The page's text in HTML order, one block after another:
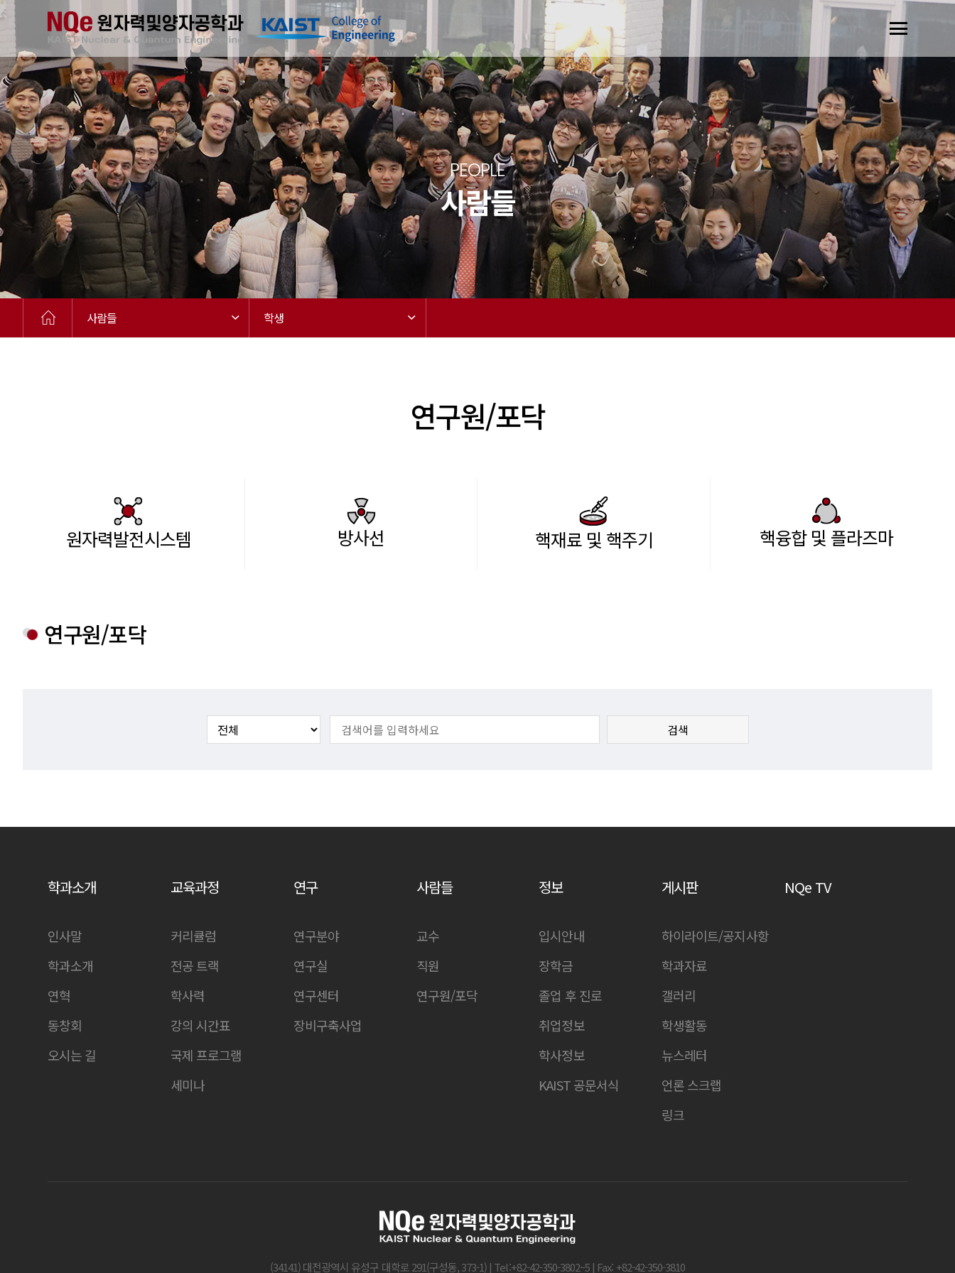
PEOPLE
사람들
사람들 학생
연구원/포닥
원자력발전시스템 방사선 핵재료 및 핵주기 핵융합 및 플라즈마
연구원/포닥
검색
학과소개
인사말
학과소개
연혁
동창회
오시는 길
교육과정
커리큘럼
전공 트랙
학사력
강의 시간표
국제 프로그램
세미나
연구
연구분야
연구실
연구센터
장비구축사업
사람들
교수
직원
연구원/포닥
정보
입시안내
장학금
졸업 후 진로
취업정보
학사정보
KAIST 공문서식
게시판
하이라이트/공지사항
학과자료
갤러리
학생활동
뉴스레터
언론 스크랩
링크
NQe TV
(34141) 대전광역시 유성구 대학로 291(구성동, 373-1) | Tel:+82-42-350-3802~5 | Fax: +82-42-350-3810